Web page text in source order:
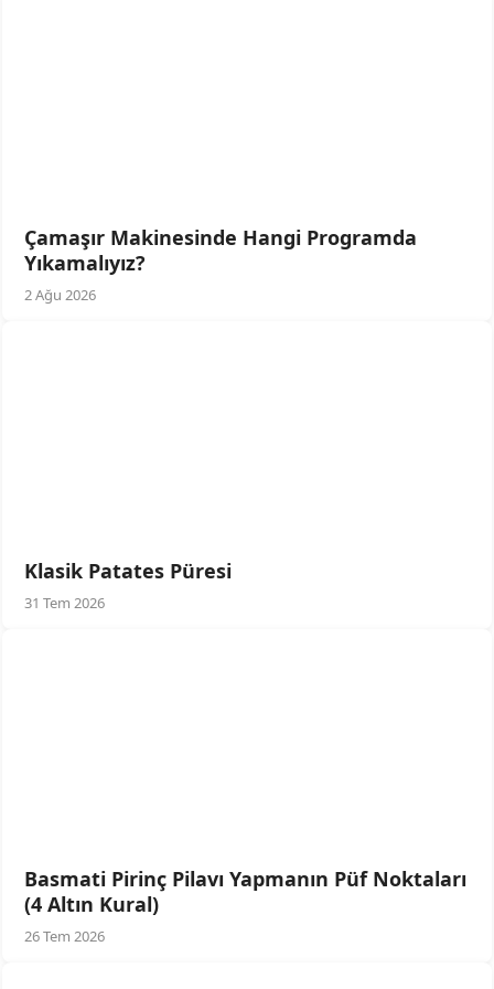
Çamaşır Makinesinde Hangi Programda
Yıkamalıyız?
2 Ağu 2026
Klasik Patates Püresi
31 Tem 2026
Basmati Pirinç Pilavı Yapmanın Püf Noktaları
(4 Altın Kural)
26 Tem 2026